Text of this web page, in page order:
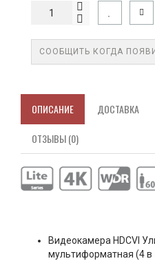
СООБЩИТЬ КОГДА
ОПИСАНИЕ ДОСТАВКА
ОТЗЫВЫ (0)
Видеокамера HDCVI
мультиформатная (4